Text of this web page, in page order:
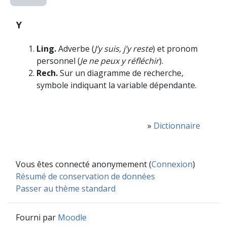
Y
Ling.Adverbe (J’y suis, j’y reste) et pronom
personnel (Je ne peux y réfléchir).
Rech.Sur un diagramme de recherche,
symbole indiquant la variable dépendante.
» Dictionnaire
Vous êtes connecté anonymement (Connexion)
Résumé de conservation de données
Passer au thème standard
Fourni par Moodle